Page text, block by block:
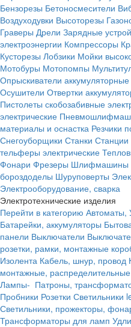
Бензорезы Бетоносмесители
Воздуходувки Высоторезы
Граверы Дрели Зарядные
электроэнергии Компрессоры
Кусторезы Лобзики Мойки
Мотобуры Мотопомпы
Опрыскиватели аккумуляторные
Осушители Отвертки
Пистолеты скобозабивные
электрические
материалы и оснастка Резчики
Снегоуборщики Станки
тельферы электрические
Фонари Фрезеры Шлифмашины
бороздоделы Шуруповерты
Электрооборудование, сварка
Электротехнические изделия
Перейти в категорию Автоматы,
Батарейки, аккумуляторы
панели Выключатели
розетки, рамки, монтажные
Изолента Кабель, шнур, провод
монтажные, распределительные
Лампы- Патроны,
Пробники Розетки Светильники
Светильники, прожекторы,
Трансформаторы для ламп